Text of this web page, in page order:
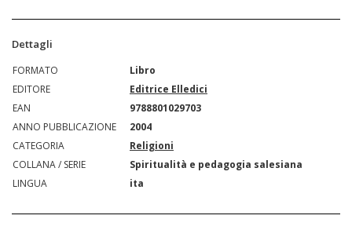
Dettagli
FORMATO
Libro
EDITORE
Editrice Elledici
EAN
9788801029703
ANNO PUBBLICAZIONE
2004
CATEGORIA
Religioni
COLLANA / SERIE
Spiritualità e pedagogia salesiana
LINGUA
ita